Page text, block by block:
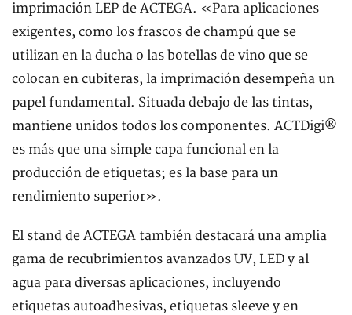
imprimación LEP de ACTEGA. «Para aplicaciones
exigentes, como los frascos de champú que se
utilizan en la ducha o las botellas de vino que se
colocan en cubiteras, la imprimación desempeña un
papel fundamental. Situada debajo de las tintas,
mantiene unidos todos los componentes. ACTDigi®
es más que una simple capa funcional en la
producción de etiquetas; es la base para un
rendimiento superior».
El stand de ACTEGA también destacará una amplia
gama de recubrimientos avanzados UV, LED y al
agua para diversas aplicaciones, incluyendo
etiquetas autoadhesivas, etiquetas sleeve y en